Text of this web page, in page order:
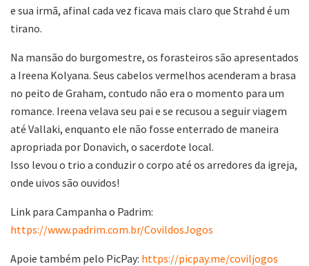
e sua irmã, afinal cada vez ficava mais claro que Strahd é um
tirano.
Na mansão do burgomestre, os forasteiros são apresentados
a Ireena Kolyana. Seus cabelos vermelhos acenderam a brasa
no peito de Graham, contudo não era o momento para um
romance. Ireena velava seu pai e se recusou a seguir viagem
até Vallaki, enquanto ele não fosse enterrado de maneira
apropriada por Donavich, o sacerdote local.
Isso levou o trio a conduzir o corpo até os arredores da igreja,
onde uivos são ouvidos!
Link para Campanha o Padrim:
https://www.padrim.com.br/CovildosJogos
Apoie também pelo PicPay: https://picpay.me/coviljogos